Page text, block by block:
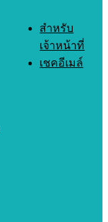
สำหรับ
เจ้าหน้าที่
เชคอีเมล์